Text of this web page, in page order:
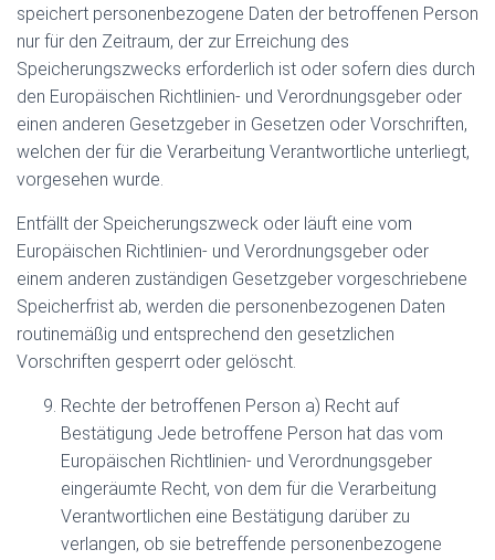
speichert personenbezogene Daten der betroffenen Person
nur für den Zeitraum, der zur Erreichung des
Speicherungszwecks erforderlich ist oder sofern dies durch
den Europäischen Richtlinien- und Verordnungsgeber oder
einen anderen Gesetzgeber in Gesetzen oder Vorschriften,
welchen der für die Verarbeitung Verantwortliche unterliegt,
vorgesehen wurde.
Entfällt der Speicherungszweck oder läuft eine vom
Europäischen Richtlinien- und Verordnungsgeber oder
einem anderen zuständigen Gesetzgeber vorgeschriebene
Speicherfrist ab, werden die personenbezogenen Daten
routinemäßig und entsprechend den gesetzlichen
Vorschriften gesperrt oder gelöscht.
Rechte der betroffenen Person a) Recht auf
Bestätigung Jede betroffene Person hat das vom
Europäischen Richtlinien- und Verordnungsgeber
eingeräumte Recht, von dem für die Verarbeitung
Verantwortlichen eine Bestätigung darüber zu
verlangen, ob sie betreffende personenbezogene